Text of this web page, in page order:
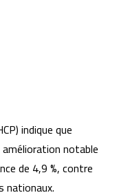
et les marchés
internationale
une nouvelle plateforme
aux données de
une hausse de 14,8 %
semestre 2026
le Maroc à la
indique que
amélioration notable
de 4,9 %, contre
nationaux.